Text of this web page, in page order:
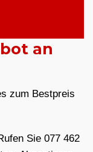
an
zum Bestpreis
Sie 077 462